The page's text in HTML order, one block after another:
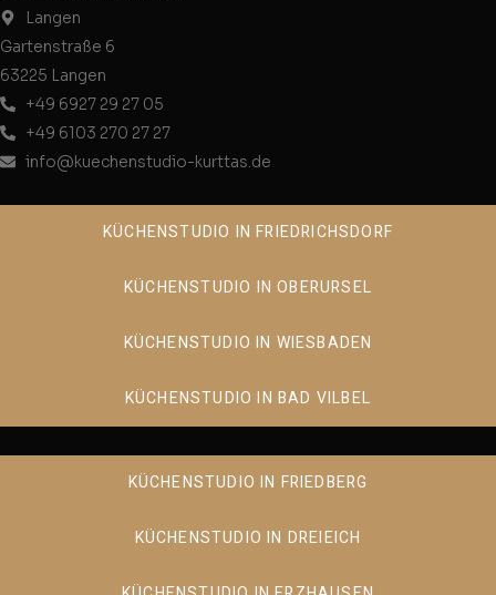
Langen
Gartenstraße 6
63225 Langen
+49 6927 29 27 05
+49 6103 270 27 27
info@kuechenstudio-kurttas.de
KÜCHENSTUDIO IN FRIEDRICHSDORF
KÜCHENSTUDIO IN OBERURSEL
KÜCHENSTUDIO IN WIESBADEN
KÜCHENSTUDIO IN BAD VILBEL
KÜCHENSTUDIO IN FRIEDBERG
KÜCHENSTUDIO IN DREIEICH